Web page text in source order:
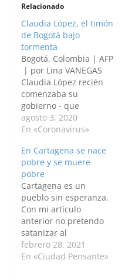
Relacionado
Claudia López, el timón
de Bogotá bajo
tormenta
Bogotá, Colombia | AFP
| por Lina VANEGAS
Claudia López recién
comenzaba su
gobierno - que
prometía de ruptura -
cuando estalló la peor
enfrentado Bogotá
desde 1948. La
pandemia tiene a
prueba a la única
alcaldesa de las
grandes metrópolis
sudamericanas.
Rodeada de su equipo
y la policía, a sus…
agosto 3, 2020
En «Coronavirus»
En Cartagena se nace
pobre y se muere
pobre
Cartagena es un
pueblo sin esperanza.
Con mi artículo
anterior no pretendo
satanizar al
cartagenero, porque la
realidad de la
febrero 28, 2021
En «Ciudad Pensante»